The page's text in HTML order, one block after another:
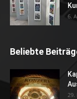
6.
Beliebte
29.